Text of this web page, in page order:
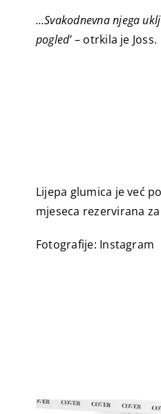
…Svakodnevna njega
pogled’– otrkila je Joss.
Lijepa glumica je već
mjeseca rezervirana
Fotografije: Instagram